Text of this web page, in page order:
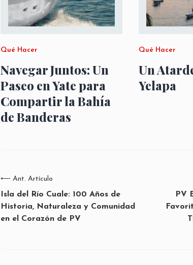
Qué Hacer
Navegar Juntos: Un
Paseo en Yate para
Compartir la Bahía
de Banderas
Qué Hacer
Un
Yelapa
⟵ Ant. Artículo
Isla del Río Cuale: 100 Años de
Historia, Naturaleza y Comunidad
en el Corazón de PV
PV